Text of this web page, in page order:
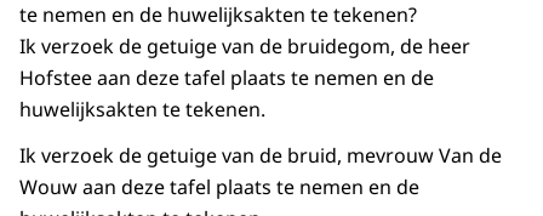
te nemen en de huwelijksakten te tekenen?
Ik verzoek de getuige van de bruidegom, de heer
Hofstee aan deze tafel plaats te nemen en de
huwelijksakten te tekenen.
Ik verzoek de getuige van de bruid, mevrouw Van de
Wouw aan deze tafel plaats te nemen en de